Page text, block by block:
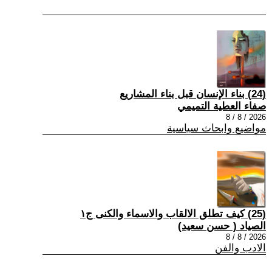
(24) بناء الإنسان قبل بناء المشاريع
صفاء العطية التميمي
2026 / 8 / 8
مواضيع وابحاث سياسية
(25) كيف تطلق الالقاب والاسماء والكنى ج١
الصياد ‏( حسن سعيد‏)
2026 / 8 / 8
الادب والفن